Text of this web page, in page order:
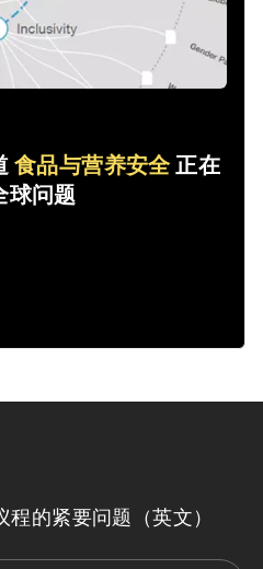
食品与营养安全 正在
球问题
的紧要问题（英文）